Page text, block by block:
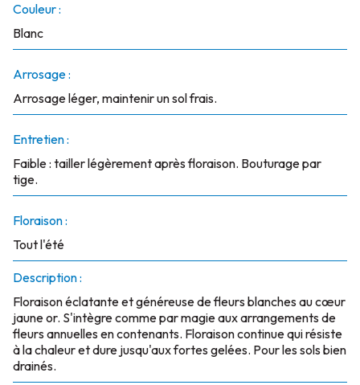
Couleur :
Blanc
Arrosage :
Arrosage léger, maintenir un sol frais.
Entretien :
Faible : tailler légèrement après floraison. Bouturage par
tige.
Floraison :
Tout l'été
Description :
Floraison éclatante et généreuse de fleurs blanches au cœur
jaune or. S'intègre comme par magie aux arrangements de
fleurs annuelles en contenants. Floraison continue qui résiste
à la chaleur et dure jusqu'aux fortes gelées. Pour les sols bien
drainés.